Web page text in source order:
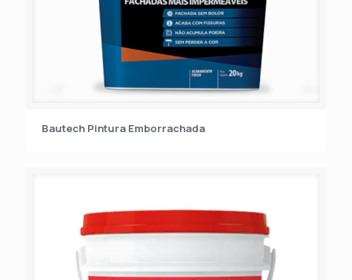
Bautech Pintura Emborrachada